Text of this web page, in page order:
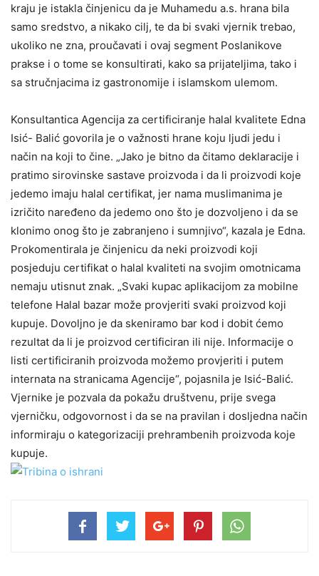
kraju je istakla činjenicu da je Muhamedu a.s. hrana bila
samo sredstvo, a nikako cilj, te da bi svaki vjernik trebao,
ukoliko ne zna, proučavati i ovaj segment Poslanikove
prakse i o tome se konsultirati, kako sa prijateljima, tako i
sa stručnjacima iz gastronomije i islamskom ulemom.
Konsultantica Agencija za certificiranje halal kvalitete Edna
Isić- Balić govorila je o važnosti hrane koju ljudi jedu i
način na koji to čine. „Jako je bitno da čitamo deklaracije i
pratimo sirovinske sastave proizvoda i da li proizvodi koje
jedemo imaju halal certifikat, jer nama muslimanima je
izričito naređeno da jedemo ono što je dozvoljeno i da se
klonimo onog što je zabranjeno i sumnjivo“, kazala je Edna.
Prokomentirala je činjenicu da neki proizvodi koji
posjeduju certifikat o halal kvaliteti na svojim omotnicama
nemaju utisnut znak. „Svaki kupac aplikacijom za mobilne
telefone Halal bazar može provjeriti svaki proizvod koji
kupuje. Dovoljno je da skeniramo bar kod i dobit ćemo
rezultat da li je proizvod certificiran ili nije. Informacije o
listi certificiranih proizvoda možemo provjeriti i putem
internata na stranicama Agencije“, pojasnila je Isić-Balić.
Vjernike je pozvala da pokažu društvenu, prije svega
vjerničku, odgovornost i da se na pravilan i dosljedna način
informiraju o kategorizaciji prehrambenih proizvoda koje
kupuje.